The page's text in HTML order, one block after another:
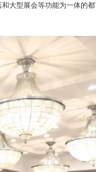
大型展会等功能为一体的